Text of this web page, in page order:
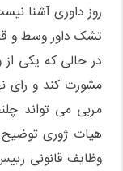
روز داوری آشنا
تشک داور وسط و
در حالی که یکی
مشورت کند و رای
مربی می تواند
هیات ژوری
وظایف قانونی